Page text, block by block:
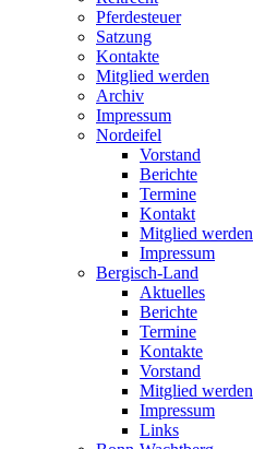
Pferdesteuer
Satzung
Kontakte
Mitglied werden
Archiv
Impressum
Nordeifel
Vorstand
Berichte
Termine
Kontakt
Mitglied werden
Impressum
Bergisch-Land
Aktuelles
Berichte
Termine
Kontakte
Vorstand
Mitglied werden
Impressum
Links